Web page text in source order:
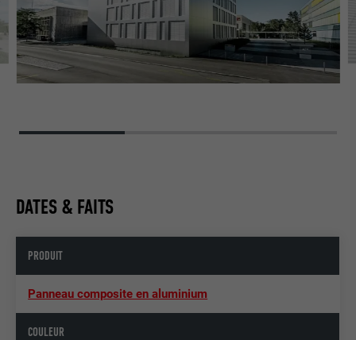
DATES & FAITS
PRODUIT
Panneau composite en aluminium
COULEUR